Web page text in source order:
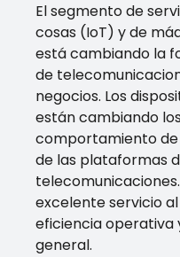
El segmento de
cosas (IoT) y de
está cambiando la
de
negocios. Los
están cambiando
comportamiento de
de las plataformas
excelente servicio
eficiencia operativa
general.